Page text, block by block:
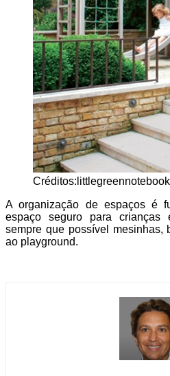
A organização de espaços é
espaço seguro para
sempre que possível mesinhas,
ao playground.